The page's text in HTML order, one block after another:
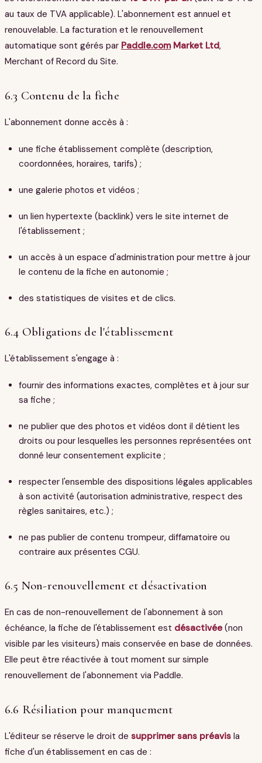
au taux de TVA applicable). L'abonnement est annuel et
renouvelable. La facturation et le renouvellement
automatique sont gérés par Paddle.comMarket Ltd,
Merchant of Record du Site.
6.3 Contenu de la fiche
L'abonnement donne accès à :
une fiche établissement complète (description,
coordonnées, horaires, tarifs) ;
une galerie photos et vidéos ;
un lien hypertexte (backlink) vers le site internet de
l'établissement ;
un accès à un espace d'administration pour mettre à jour
le contenu de la fiche en autonomie ;
des statistiques de visites et de clics.
6.4 Obligations de l'établissement
L'établissement s'engage à :
fournir des informations exactes, complètes et à jour sur
sa fiche ;
ne publier que des photos et vidéos dont il détient les
droits ou pour lesquelles les personnes représentées ont
donné leur consentement explicite ;
respecter l'ensemble des dispositions légales applicables
à son activité (autorisation administrative, respect des
règles sanitaires, etc.) ;
ne pas publier de contenu trompeur, diffamatoire ou
contraire aux présentes CGU.
6.5 Non-renouvellement et désactivation
En cas de non-renouvellement de l'abonnement à son
échéance, la fiche de l'établissement est désactivée(non
visible par les visiteurs) mais conservée en base de données.
Elle peut être réactivée à tout moment sur simple
renouvellement de l'abonnement via Paddle.
6.6 Résiliation pour manquement
L'éditeur se réserve le droit de supprimer sans préavis la
fiche d'un établissement en cas de :